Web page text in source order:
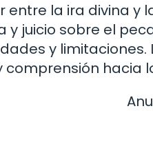
entre la ira divina y
y juicio sobre el
y
hacia